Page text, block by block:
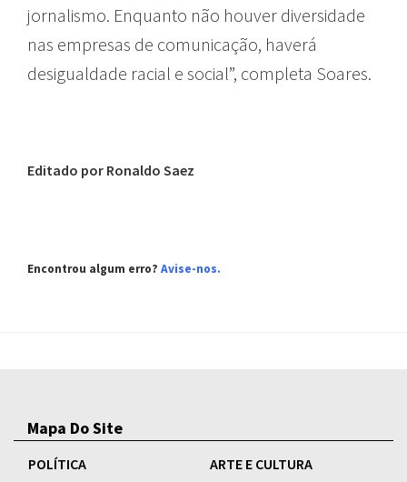
jornalismo. Enquanto não houver diversidade
nas empresas de comunicação, haverá
desigualdade racial e social”, completa Soares.
Editado por Ronaldo Saez
Encontrou algum erro? Avise-nos.
Mapa Do Site
POLÍTICA ARTE E CULTURA